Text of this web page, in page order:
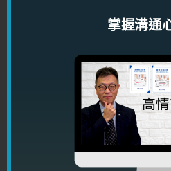
黑心男人 — Conservative
如何分辨黑心男人
黑心男人利用女性的弱點
（覺得這篇文章有用嗎
掌握溝通